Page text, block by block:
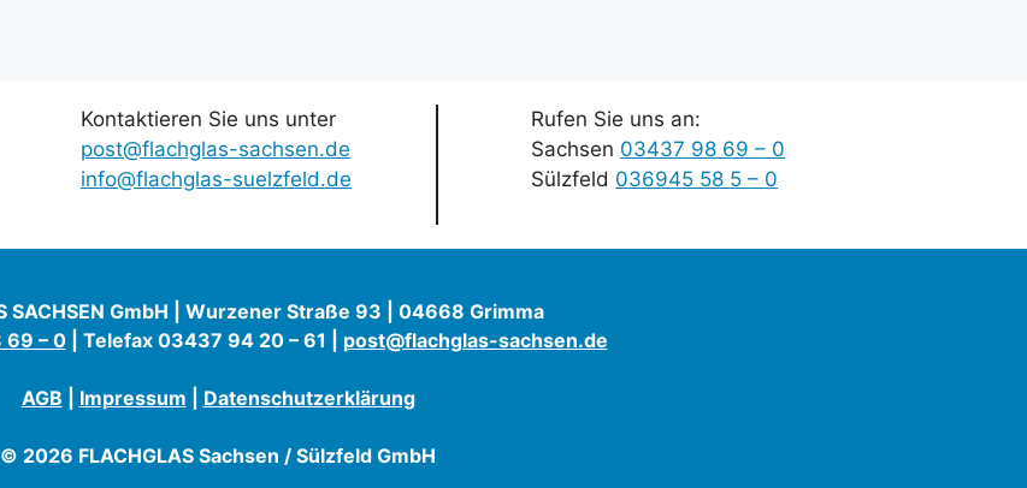
Kontaktieren Sie uns unter
post@flachglas-sachsen.de
info@flachglas-suelzfeld.de
Rufen Sie uns an:
Sachsen 03437 98 69 – 0
Sülzfeld 036945 58 5 – 0
SACHSEN GmbH | Wurzener Straße 93 | 04668 Grimma
– 0| Telefax 03437 94 20 – 61 | post@flachglas-sachsen.de
AGB Impressum Datenschutzerklärung
© 2026 FLACHGLAS Sachsen / Sülzfeld GmbH